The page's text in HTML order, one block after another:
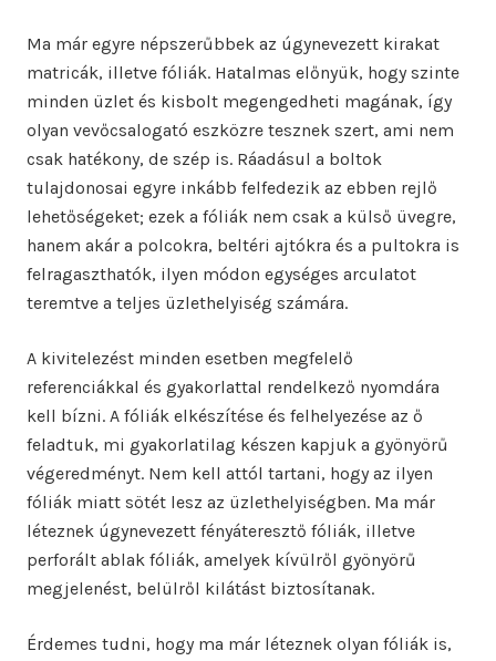
Ma már egyre népszerűbbek az úgynevezett kirakat
matricák, illetve fóliák. Hatalmas előnyük, hogy szinte
minden üzlet és kisbolt megengedheti magának, így
olyan vevőcsalogató eszközre tesznek szert, ami nem
csak hatékony, de szép is. Ráadásul a boltok
tulajdonosai egyre inkább felfedezik az ebben rejlő
lehetőségeket; ezek a fóliák nem csak a külső üvegre,
hanem akár a polcokra, beltéri ajtókra és a pultokra is
felragaszthatók, ilyen módon egységes arculatot
teremtve a teljes üzlethelyiség számára.
A kivitelezést minden esetben megfelelő
referenciákkal és gyakorlattal rendelkező nyomdára
kell bízni. A fóliák elkészítése és felhelyezése az ő
feladtuk, mi gyakorlatilag készen kapjuk a gyönyörű
végeredményt. Nem kell attól tartani, hogy az ilyen
fóliák miatt sötét lesz az üzlethelyiségben. Ma már
léteznek úgynevezett fényáteresztő fóliák, illetve
perforált ablak fóliák, amelyek kívülről gyönyörű
megjelenést, belülről kilátást biztosítanak.
Érdemes tudni, hogy ma már léteznek olyan fóliák is,